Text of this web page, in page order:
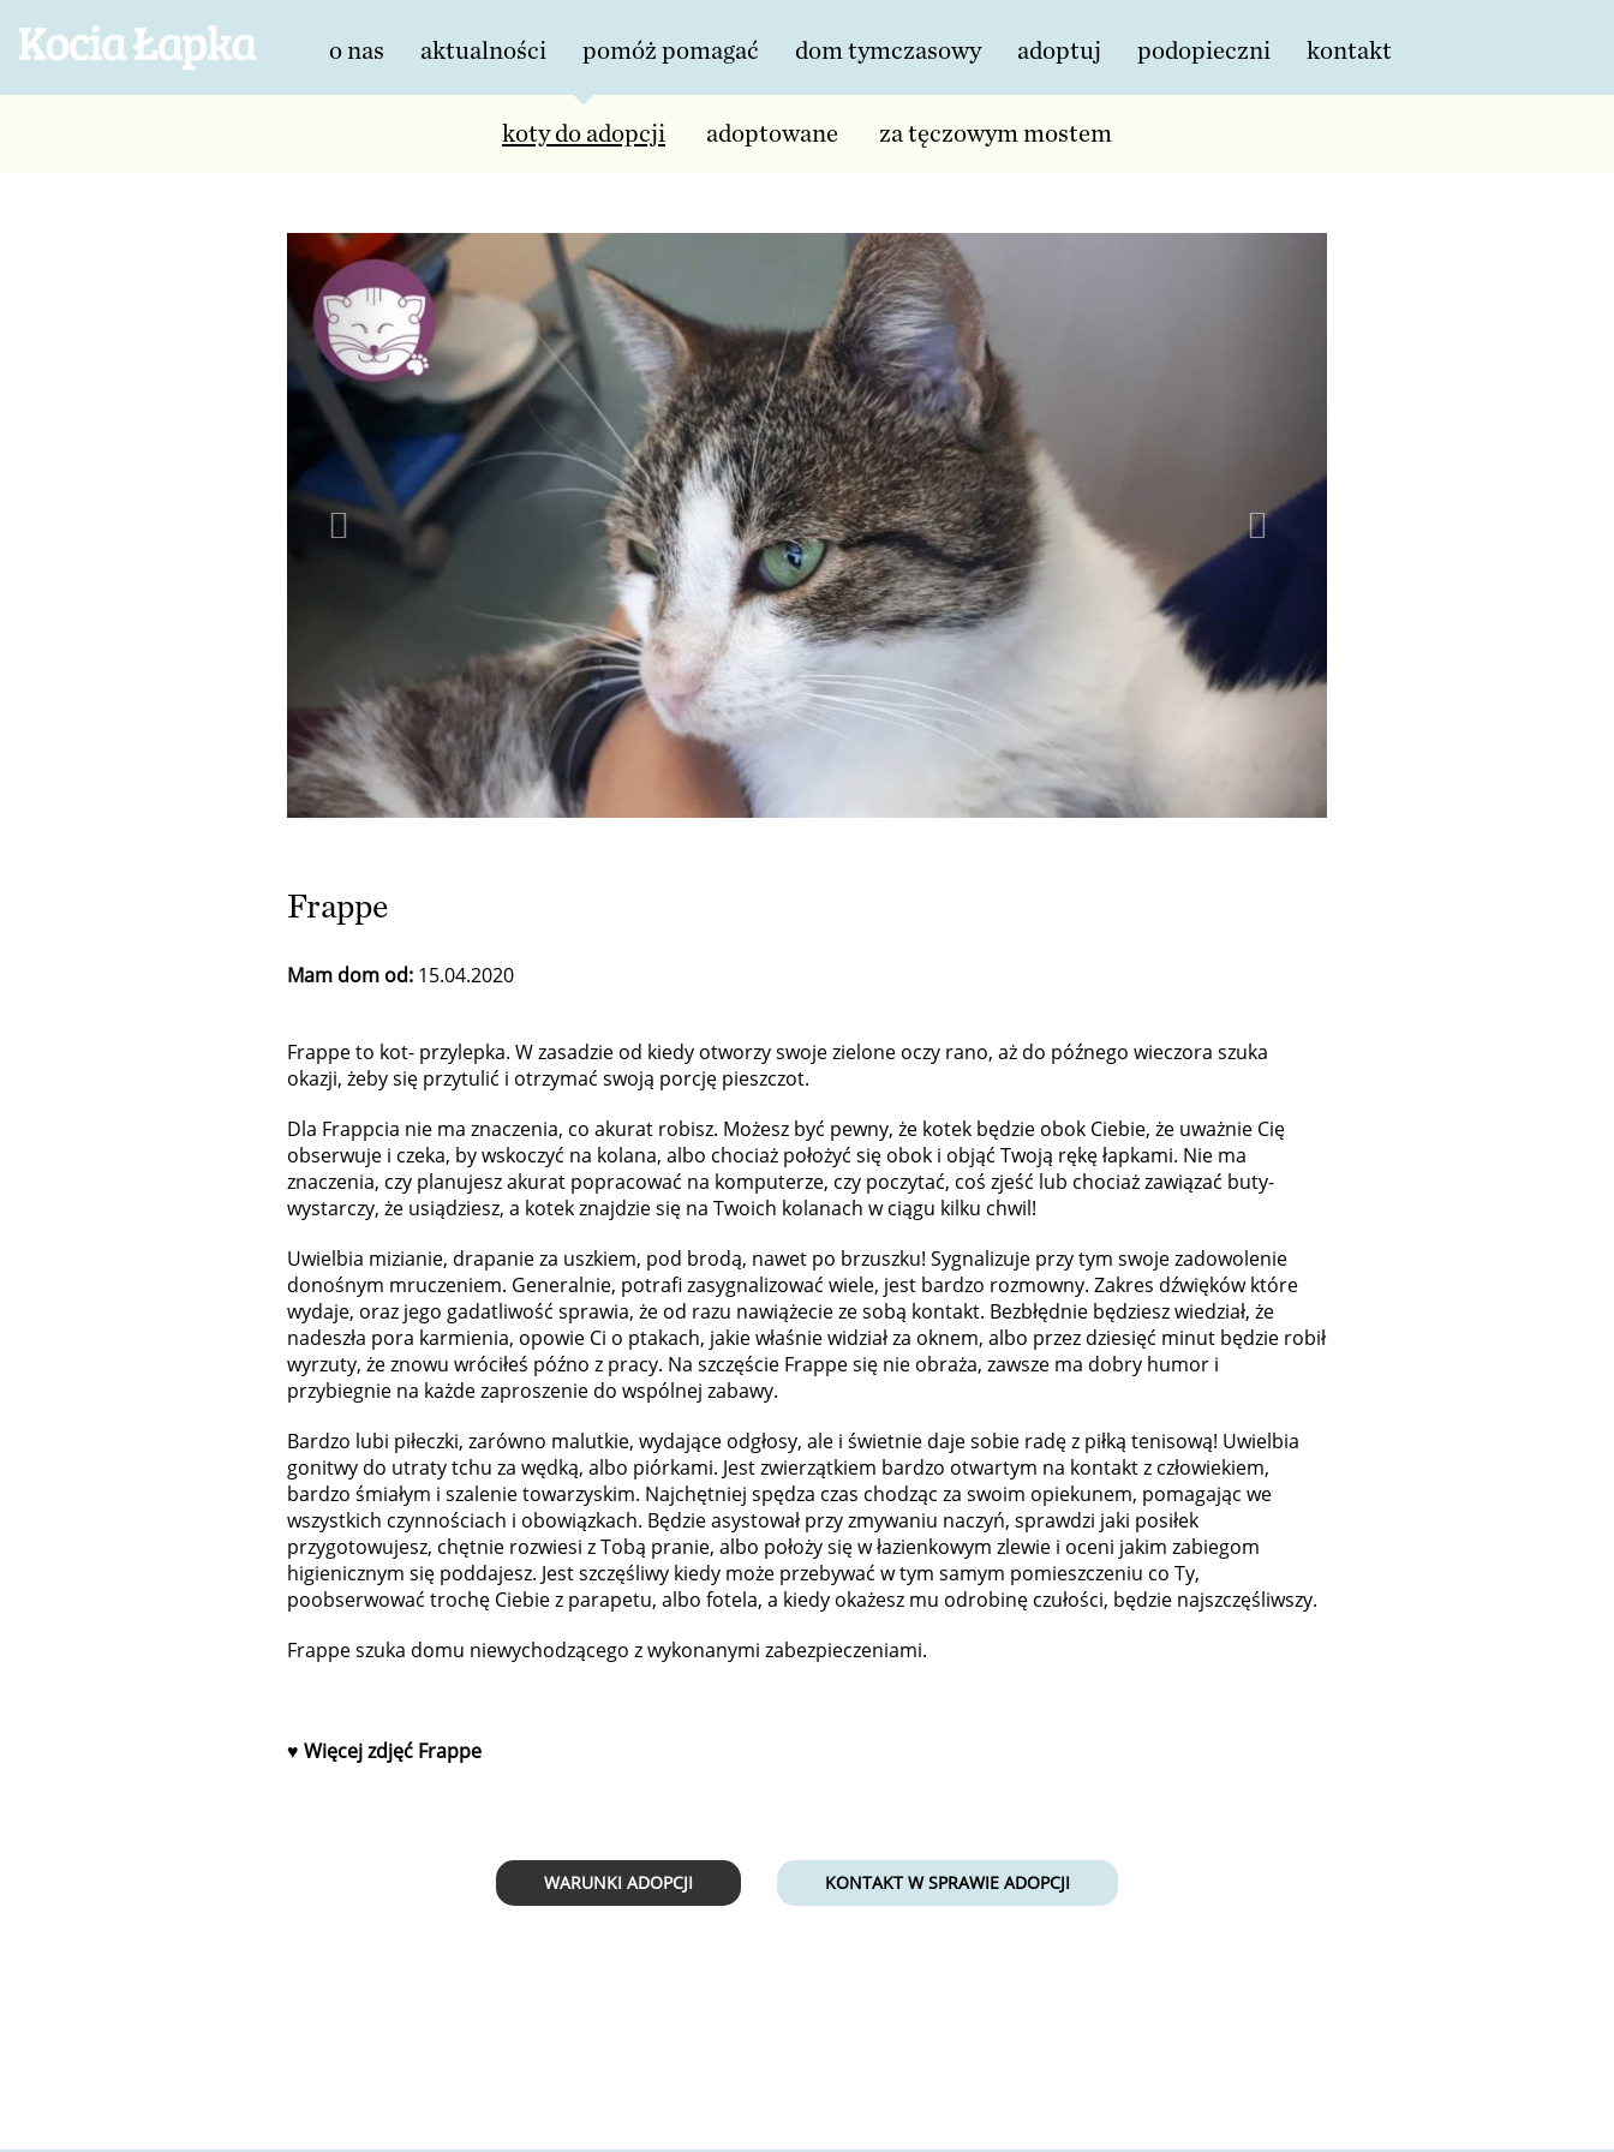
o nas aktualności pomóż pomagać dom tymczasowy adoptuj podopieczni kontakt
koty do adopcji adoptowane za tęczowym mostem
Frappe
Mam dom od: 15.04.2020
Frappe to kot- przylepka. W zasadzie od kiedy otworzy swoje zielone oczy rano, aż do późnego wieczora szuka
okazji, żeby się przytulić i otrzymać swoją porcję pieszczot.
Dla Frappcia nie ma znaczenia, co akurat robisz. Możesz być pewny, że kotek będzie obok Ciebie, że uważnie Cię
obserwuje i czeka, by wskoczyć na kolana, albo chociaż położyć się obok i objąć Twoją rękę łapkami. Nie ma
znaczenia, czy planujesz akurat popracować na komputerze, czy poczytać, coś zjeść lub chociaż zawiązać buty-
wystarczy, że usiądziesz, a kotek znajdzie się na Twoich kolanach w ciągu kilku chwil!
Uwielbia mizianie, drapanie za uszkiem, pod brodą, nawet po brzuszku! Sygnalizuje przy tym swoje zadowolenie
donośnym mruczeniem. Generalnie, potrafi zasygnalizować wiele, jest bardzo rozmowny. Zakres dźwięków które
wydaje, oraz jego gadatliwość sprawia, że od razu nawiążecie ze sobą kontakt. Bezbłędnie będziesz wiedział, że
nadeszła pora karmienia, opowie Ci o ptakach, jakie właśnie widział za oknem, albo przez dziesięć minut będzie robił
wyrzuty, że znowu wróciłeś późno z pracy. Na szczęście Frappe się nie obraża, zawsze ma dobry humor i
przybiegnie na każde zaproszenie do wspólnej zabawy.
Bardzo lubi piłeczki, zarówno malutkie, wydające odgłosy, ale i świetnie daje sobie radę z piłką tenisową! Uwielbia
gonitwy do utraty tchu za wędką, albo piórkami. Jest zwierzątkiem bardzo otwartym na kontakt z człowiekiem,
bardzo śmiałym i szalenie towarzyskim. Najchętniej spędza czas chodząc za swoim opiekunem, pomagając we
wszystkich czynnościach i obowiązkach. Będzie asystował przy zmywaniu naczyń, sprawdzi jaki posiłek
przygotowujesz, chętnie rozwiesi z Tobą pranie, albo położy się w łazienkowym zlewie i oceni jakim zabiegom
higienicznym się poddajesz. Jest szczęśliwy kiedy może przebywać w tym samym pomieszczeniu co Ty,
poobserwować trochę Ciebie z parapetu, albo fotela, a kiedy okażesz mu odrobinę czułości, będzie najszczęśliwszy.
Frappe szuka domu niewychodzącego z wykonanymi zabezpieczeniami.
♥ Więcej zdjęć Frappe
WARUNKI ADOPCJI KONTAKT W SPRAWIE ADOPCJI